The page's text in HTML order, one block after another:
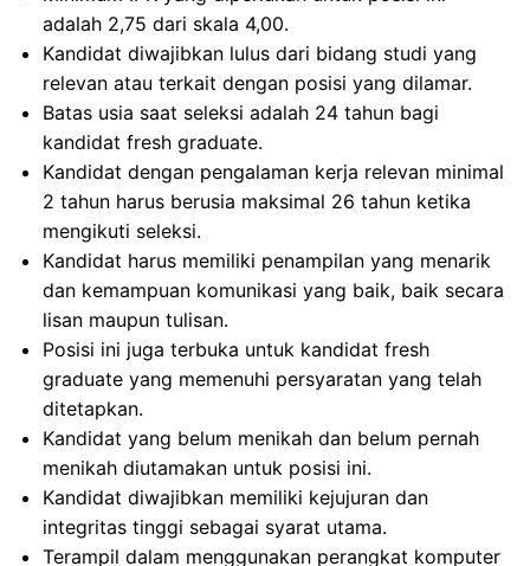
adalah 2,75 dari skala 4,00.
Kandidat diwajibkan lulus dari bidang studi yang
relevan atau terkait dengan posisi yang dilamar.
Batas usia saat seleksi adalah 24 tahun bagi
kandidat fresh graduate.
Kandidat dengan pengalaman kerja relevan minimal
2 tahun harus berusia maksimal 26 tahun ketika
mengikuti seleksi.
Kandidat harus memiliki penampilan yang menarik
dan kemampuan komunikasi yang baik, baik secara
lisan maupun tulisan.
Posisi ini juga terbuka untuk kandidat fresh
graduate yang memenuhi persyaratan yang telah
ditetapkan.
Kandidat yang belum menikah dan belum pernah
menikah diutamakan untuk posisi ini.
Kandidat diwajibkan memiliki kejujuran dan
integritas tinggi sebagai syarat utama.
Terampil dalam menggunakan perangkat komputer